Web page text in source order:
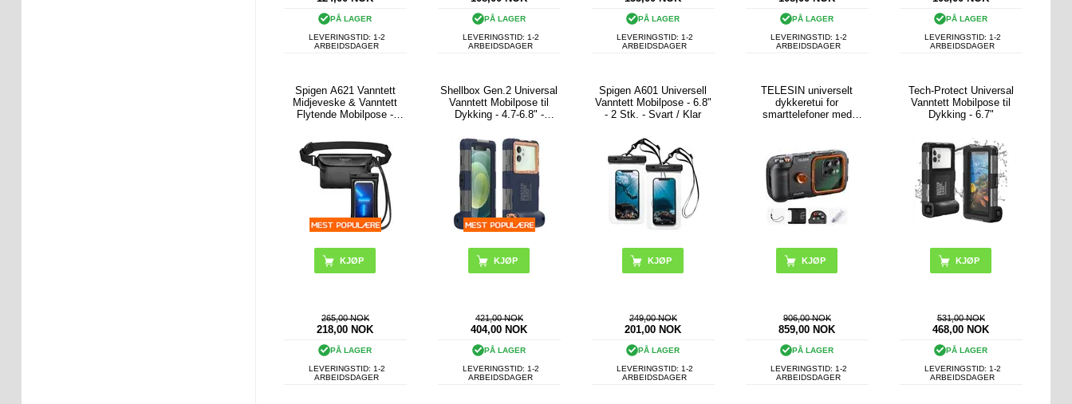
PÅ LAGER
LEVERINGSTID: 1-2
ARBEIDSDAGER
PÅ LAGER
LEVERINGSTID: 1-2
ARBEIDSDAGER
PÅ LAGER
LEVERINGSTID: 1-2
ARBEIDSDAGER
PÅ LAGER
LEVERINGSTID: 1-2
ARBEIDSDAGER
PÅ LAGER
LEVERINGSTID: 1-2
ARBEIDSDAGER
Spigen A621 Vanntett
Midjeveske & Vanntett
Flytende Mobilpose -
265,00 NOK
218,00 NOK
PÅ LAGER
LEVERINGSTID: 1-2
ARBEIDSDAGER
Shellbox Gen.2 Universal
Vanntett Mobilpose til
Dykking - 4.7-6.8" -
421,00 NOK
404,00 NOK
PÅ LAGER
LEVERINGSTID: 1-2
ARBEIDSDAGER
Spigen A601 Universell
Vanntett Mobilpose - 6.8"
- 2 Stk. - Svart / Klar
249,00 NOK
201,00 NOK
PÅ LAGER
LEVERINGSTID: 1-2
ARBEIDSDAGER
TELESIN universelt
dykkeretui for
smarttelefoner med
906,00 NOK
859,00 NOK
PÅ LAGER
LEVERINGSTID: 1-2
ARBEIDSDAGER
Tech-Protect Universal
Vanntett Mobilpose til
Dykking - 6.7"
KJØP
531,00 NOK
468,00 NOK
PÅ LAGER
LEVERINGSTID: 1-2
ARBEIDSDAGER